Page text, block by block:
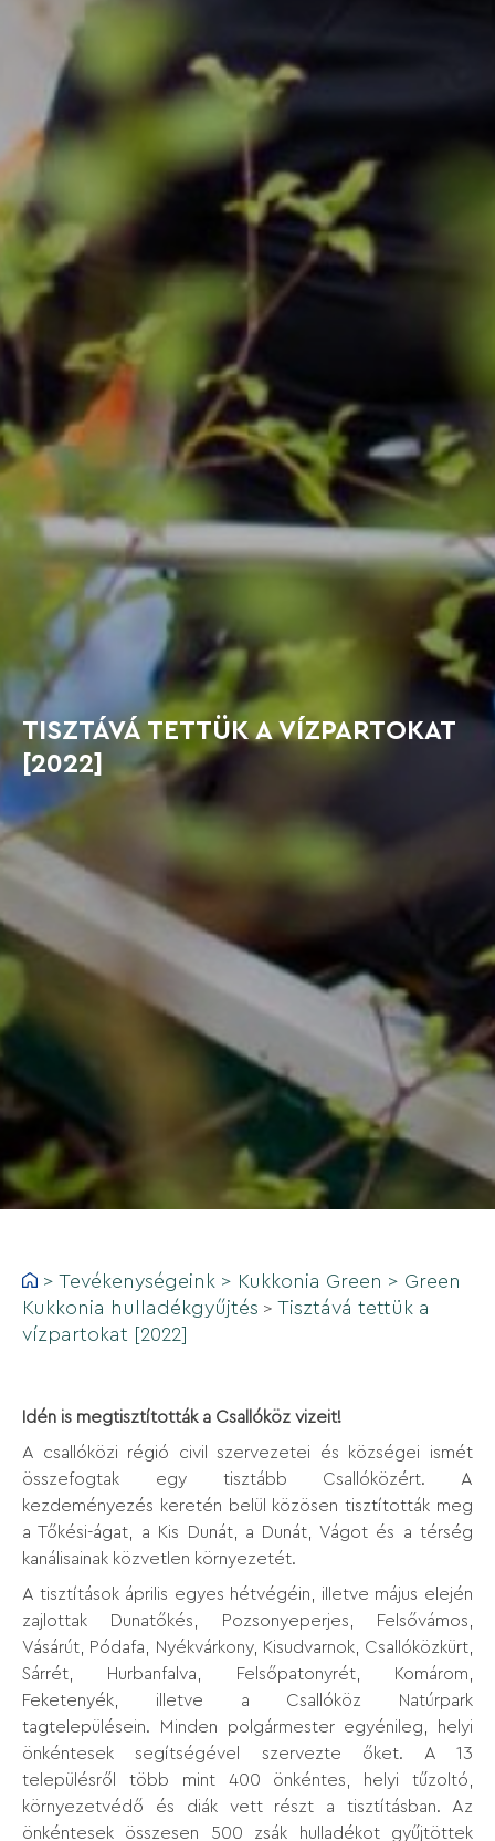
TISZTÁVÁ TETTÜK A VÍZPARTOKAT
[2022]
> Tevékenységeink > Kukkonia Green > Green
Kukkonia hulladékgyűjtés > Tisztává tettük a
vízpartokat [2022]
Idén is megtisztították a Csallóköz vizeit!
A csallóközi régió civil szervezetei és községei ismét
összefogtak egy tisztább Csallóközért. A
kezdeményezés keretén belül közösen tisztították meg
a Tőkési-ágat, a Kis Dunát, a Dunát, Vágot és a térség
kanálisainak közvetlen környezetét.
A tisztítások április egyes hétvégéin, illetve május elején
zajlottak Dunatőkés, Pozsonyeperjes, Felsővámos,
Vásárút, Pódafa, Nyékvárkony, Kisudvarnok, Csallóközkürt,
Sárrét, Hurbanfalva, Felsőpatonyrét, Komárom,
Feketenyék, illetve a Csallóköz Natúrpark
tagtelepülésein. Minden polgármester egyénileg, helyi
önkéntesek segítségével szervezte őket. A 13
településről több mint 400 önkéntes, helyi tűzoltó,
környezetvédő és diák vett részt a tisztításban. Az
önkéntesek összesen 500 zsák hulladékot gyűjtöttek